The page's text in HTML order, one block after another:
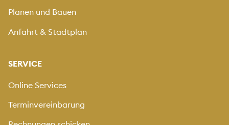
Planen und Bauen
Anfahrt & Stadtplan
SERVICE
Online Services
Terminvereinbarung